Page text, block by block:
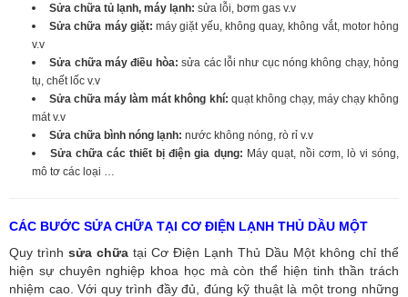
Sửa chữa tủ lạnh, máy lạnh: sửa lỗi, bơm gas v.v
Sửa chữa máy giặt:máy giặt yếu, không quay, không vắt, motor hỏng
v.v
Sửa chữa máy điều hòa: sửa các lỗi như cục nóng không chạy, hỏng
tụ, chết lốc v.v
Sửa chữa máy làm mát không khí: quạt không chạy, máy chạy không
mát v.v
Sửa chữa bình nóng lạnh: nước không nóng, rò rỉ v.v
Sửa chữa các thiết bị điện gia dụng: Máy quạt, nồi cơm, lò vi sóng,
mô tơ các loại …
CÁC BƯỚC SỬA CHỮA TẠI CƠ ĐIỆN LẠNH THỦ DẦU MỘT
Quy trình sửa chữa tại Cơ Điện Lạnh Thủ Dầu Một không chỉ thể
hiện sự chuyên nghiệp khoa học mà còn thể hiện tinh thần trách
nhiệm cao. Với quy trình đầy đủ, đúng kỹ thuật là một trong những